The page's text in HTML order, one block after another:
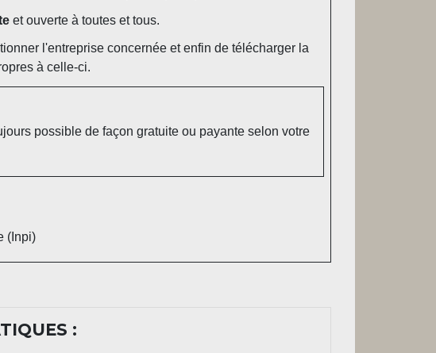
et ouverte à toutes et tous.
l'entreprise concernée et enfin de télécharger la
à celle-ci.
possible de façon gratuite ou payante selon votre
(Inpi)
: